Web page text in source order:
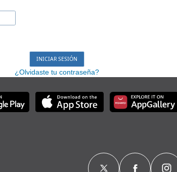
¿Olvidaste tu contraseña?